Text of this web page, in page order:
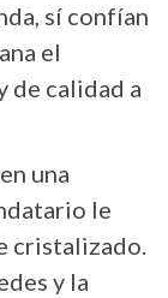
sí confían
el
de calidad a
una
le
cristalizado.
y la